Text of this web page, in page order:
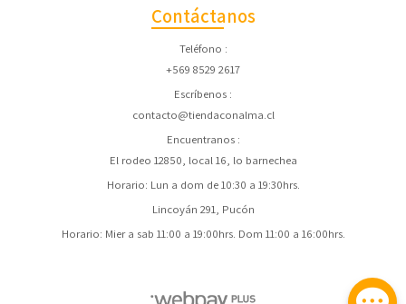
Contáctanos
Teléfono
+569 8529 2617
Escríbenos
contacto@tiendaconalma.cl
Encuentranos
El rodeo 12850, local 16, lo barnechea
Horario: Lun a dom de 10:30 a 19:30hrs.
Lincoyán 291, Pucón
Horario: Mier a sab 11:00 a 19:00hrs. Dom 11:00 a 16:00hrs.